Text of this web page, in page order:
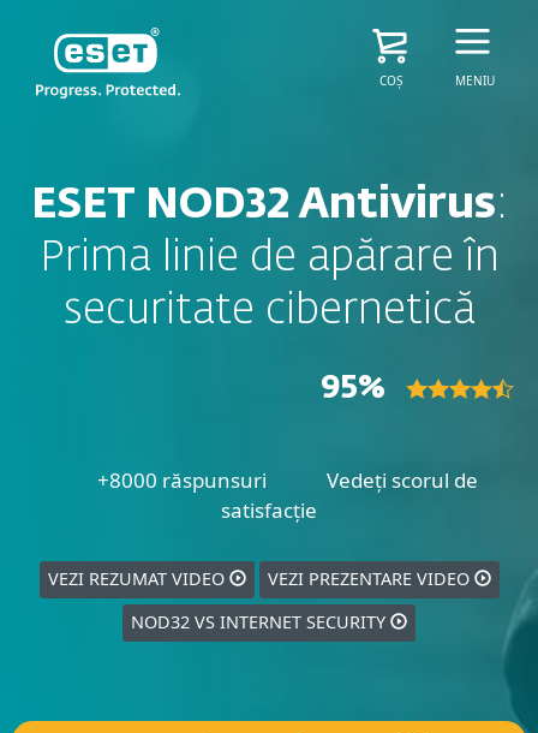
COȘ MENIU
ESET NOD32 Antivirus:
Prima linie de apărare în
securitate cibernetică
95%
+8000 răspunsuri
Vedeți scorul de
satisfacție
VEZI REZUMAT VIDEO
VEZI PREZENTARE VIDEO
NOD32 VS INTERNET SECURITY